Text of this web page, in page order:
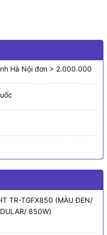
Hà Nội đơn > 2.000.000
TR-TGFX850 (MÀU ĐEN/
850W)